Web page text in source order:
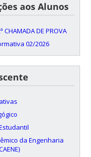
aos Alunos
CHAMADA DE PROVA
02/2026
da Engenharia